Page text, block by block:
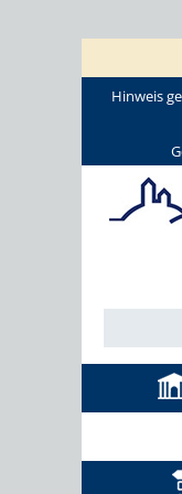
Hinweis